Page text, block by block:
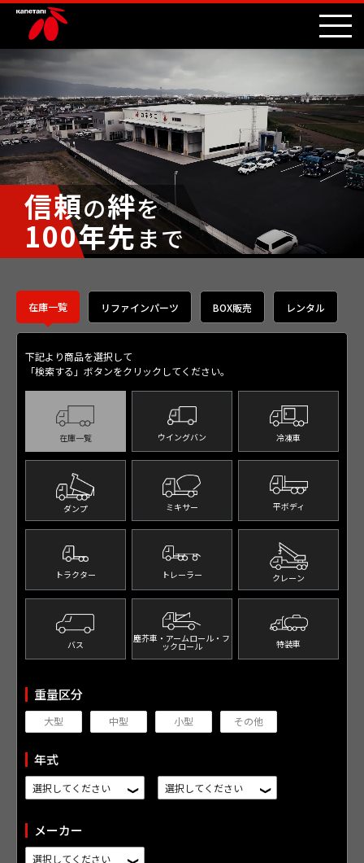
信頼の絆を
100年先 まで
在庫一覧 リファインパーツ BOX販売 レンタル
下記より商品を選択して
「検索する」ボタンをクリックしてください。
在庫一覧 ウイングバン 冷凍車
ダンプ ミキサー 平ボディ
トラクター トレーラー クレーン
バス
塵芥車・アームロール・ フ
ックロール 特装車
重量区分
大型 中型 小型 その他
年式
メーカー